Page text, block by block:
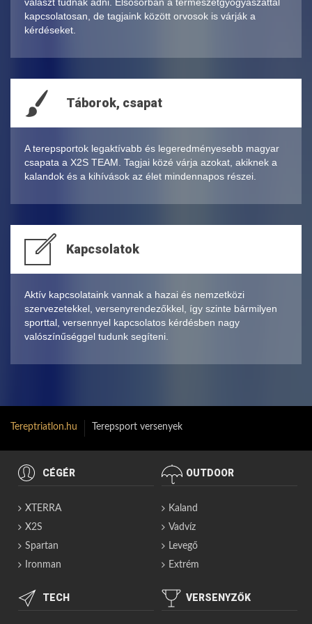
kapcsolatosan, de tagjaink között orvosok is várják a
kérdéseket.
Táborok, csapat
A terepsportok legaktívabb és legeredményesebb magyar
csapata a X2S TEAM. Tagjai közé várja azokat, akiknek a
kalandok és a kihívások az élet mindennapos részei.
Kapcsolatok
Aktív kapcsolataink vannak a hazai és nemzetközi
szervezetekkel, versenyrendezőkkel, így szinte bármilyen
sporttal, versennyel kapcsolatos kérdésben nagy
valószínűséggel tudunk segíteni.
Tereptriatlon.hu Terepsport versenyek
CÉGÉR
XTERRA
X2S
Spartan
Ironman
OUTDOOR
Kaland
Vadvíz
Levegő
Extrém
TECH VERSENYZŐK